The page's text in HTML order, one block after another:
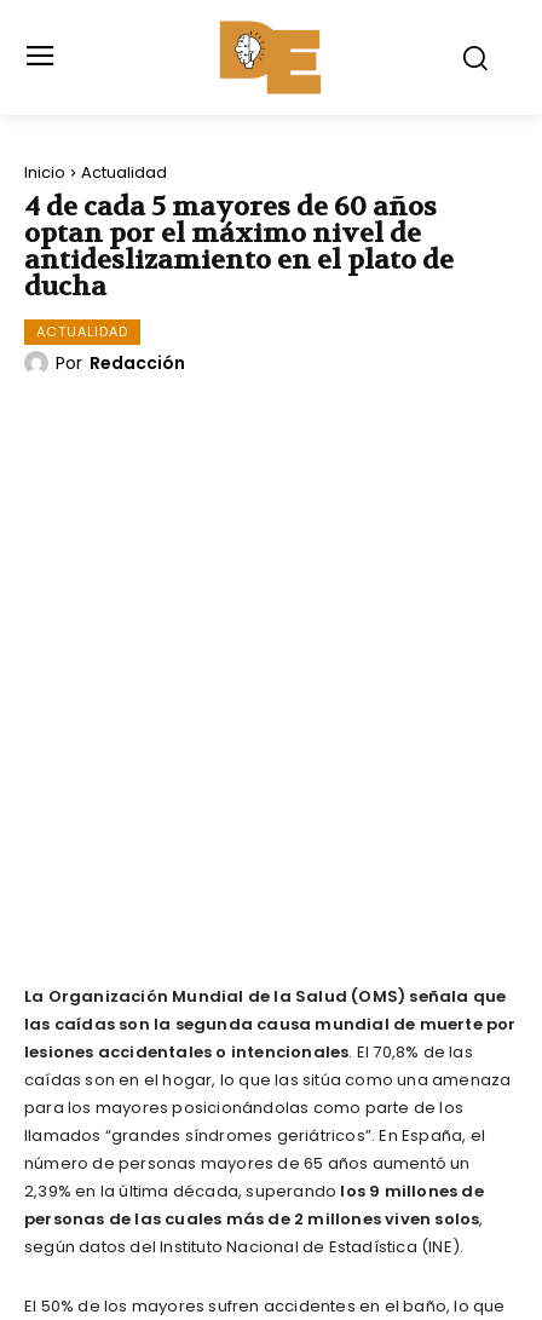
Inicio Actualidad
4 de cada 5 mayores de 60 años
optan por el máximo nivel de
antideslizamiento en el plato de
ducha
ACTUALIDAD
Por Redacción
La Organización Mundial de la Salud (OMS) señala que
las caídas son la segunda causa mundial de muerte por
lesiones accidentales o intencionales. El 70,8% de las
caídas son en el hogar, lo que las sitúa como una amenaza
para los mayores posicionándolas como parte de los
llamados “grandes síndromes geriátricos”. En España, el
número de personas mayores de 65 años aumentó un
2,39% en la última década, superando los 9 millones de
personas de las cuales más de 2 millones viven solos,
según datos del Instituto Nacional de Estadística (INE).
El 50% de los mayores sufren accidentes en el baño, lo que